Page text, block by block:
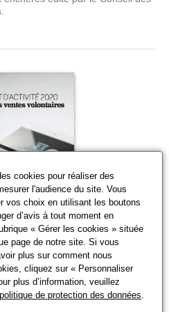
2020
cookies pour réaliser des
l'audience du site. Vous
vos choix en utilisant les boutons
d’avis à tout moment en
« Gérer les cookies » située
page de notre site. Si vous
plus sur comment nous
cliquez sur « Personnaliser
plus d’information, veuillez
politique de protection des données